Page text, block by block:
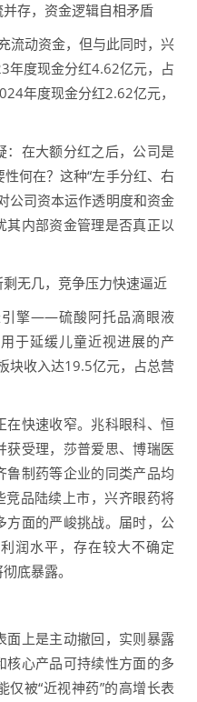
存，资金逻辑自相矛盾
动资金，但与此同时，兴
年度现金分红4.62亿元，占
年度现金分红2.62亿元，
在大额分红之后，公司是
何在？这种“左手分红、右
公司资本运作透明度和资金
其内部资金管理是否真正以
无几，竞争压力快速逼近
擎——硫酸阿托品滴眼液
于延缓儿童近视进展的产
块收入达19.5亿元，占总营
快速收窄。兆科眼科、恒
获受理，莎普爱思、博瑞医
鲁制药等企业的同类产品均
品陆续上市，兴齐眼药将
方面的严峻挑战。届时，公
润水平，存在较大不确定
底暴露。
上是主动撤回，实则暴露
核心产品可持续性方面的多
被“近视神药”的高增长表